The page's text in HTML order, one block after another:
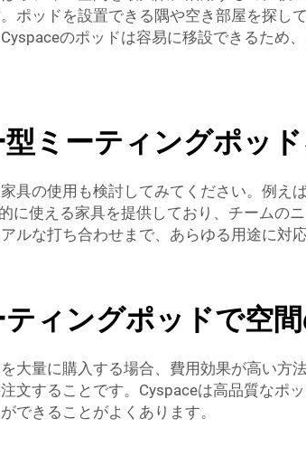
ポッドを設置できる隅や空き部屋を探
のポッドは容易に移設できるため
ミーティングポッ
具の使用も検討してみてください。例
に使える家具を提供しており、チームの
ルな打ち合わせまで、あらゆる用途に対応
ィングポッドで空
大量に購入する場合、費用効果が高い
文することです。Cyspaceは高品質なポ
できることがよくあります。